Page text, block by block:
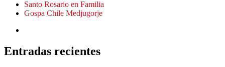
Santo Rosario en Familia
Gospa Chile Medjugorje
Entradas recientes